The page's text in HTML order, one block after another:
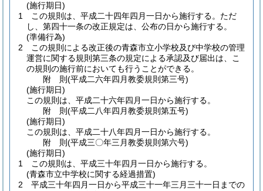
(施行期日)
1
この規則は、平成二十四年四月一日から施行する。 ただ
し、第四十一条の改正規定は、公布の日から施行する。
(準備行為)
2
この規則による改正後の青森市立小学校及び中学校の管理
運営に関する規則第三条の規定による承認及び届出は、こ
の規則の施行前においても行うことができる。
附 則(平成二六年四月教委規則第三号)
(施行期日)
この規則は、平成二十六年四月一日から施行する。
附 則(平成二八年四月教委規則第五号)
(施行期日)
この規則は、平成二十八年四月一日から施行する。
附 則(平成三〇年三月教委規則第六号)
(施行期日)
1
この規則は、平成三十年四月一日から施行する。
(青森市立中学校に関する経過措置)
2
平成三十年四月一日から平成三十一年三月三十一日までの